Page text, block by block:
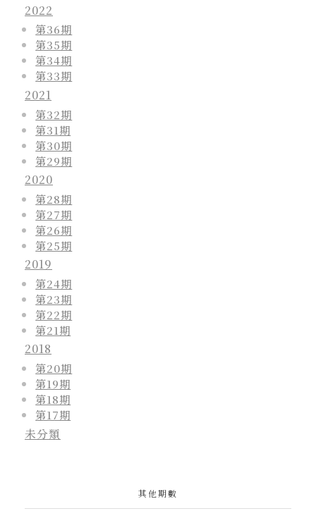
2022
第36期
第35期
第34期
第33期
2021
第32期
第31期
第30期
第29期
2020
第28期
第27期
第26期
第25期
2019
第24期
第23期
第22期
第21期
2018
第20期
第19期
第18期
第17期
未分類
其他期數